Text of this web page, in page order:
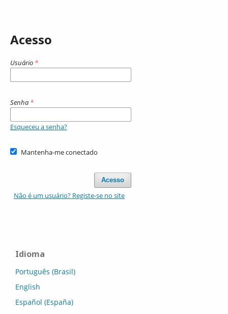
Acesso
Usuário *
Senha *
Esqueceu a senha?
Mantenha-me conectado
Acesso
Não é um usuário? Registe-se no site
Idioma
Português (Brasil)
English
Español (España)